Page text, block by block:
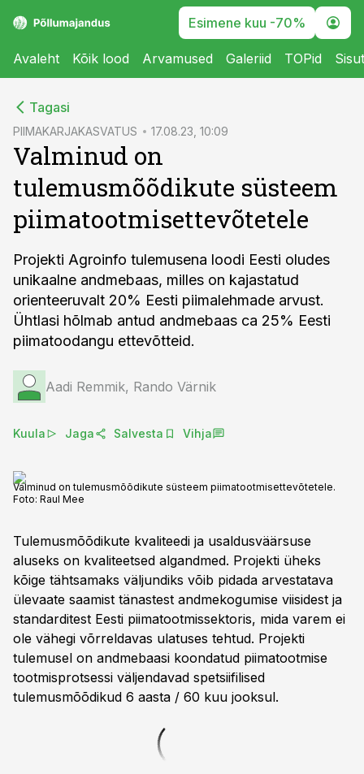
Esimene kuu -70%
Avaleht Kõik lood Arvamused Galeriid TOPid
Tagasi
PIIMAKARJAKASVATUS 17.08.23, 10:09
Valminud on
tulemusmõõdikute süsteem
piimatootmisettevõtetele
Projekti Agroinfo tulemusena loodi Eesti oludes
unikaalne andmebaas, milles on kajastatud
orienteeruvalt 20% Eesti piimalehmade arvust.
Ühtlasi hõlmab antud andmebaas ca 25% Eesti
piimatoodangu ettevõtteid.
Aadi Remmik, Rando Värnik
Kuula Jaga Salvesta Vihja
Valminud on tulemusmõõdikute süsteem piimatootmisettevõtetele.
Foto: Raul Mee
Tulemusmõõdikute kvaliteedi ja usaldusväärsuse
aluseks on kvaliteetsed algandmed. Projekti üheks
kõige tähtsamaks väljundiks võib pidada arvestatava
ülevaate saamist tänastest andmekogumise viisidest ja
standarditest Eesti piimatootmissektoris, mida varem ei
ole vähegi võrreldavas ulatuses tehtud. Projekti
tulemusel on andmebaasi koondatud piimatootmise
tootmisprotsessi väljendavad spetsiifilised
tulemusmõõdikud 6 aasta / 60 kuu jooksul.